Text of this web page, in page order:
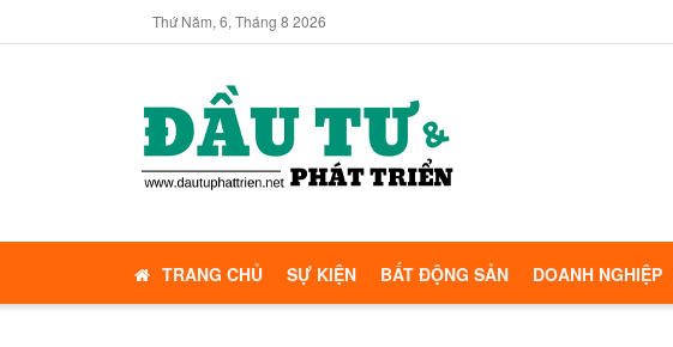
Thứ Năm, 6, Tháng 8 2026
TRANG CHỦ SỰ KIỆN BẤT ĐỘNG SẢN DOANH NGHIỆP